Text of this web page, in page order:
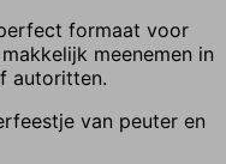
formaat voor
meenemen in
autoritten.
van peuter en